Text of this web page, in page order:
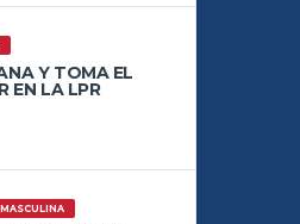
Y TOMA EL
EN LA LPR